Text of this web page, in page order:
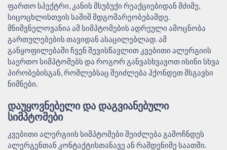
ფართო სპექტრი, კანის მსუბუქი რეაქციებიდან მძიმე,
სიცოცხლისთვის საშიშ მდგომარეობებამდე.
მნიშვნელოვანია ამ სიმპტომების ადრეული ამოცნობა
გართულებების თავიდან ასაცილებლად. ამ
განყოფილებაში ჩვენ შევისწავლით კვებითი ალერგიის
საერთო სიმპტომებს და როგორ განვასხვავოთ ისინი სხვა
პირობებისგან, რომლებსაც შეიძლება ჰქონდეთ მსგავსი
ნიშნები.
ᲓᲐᲣᲧᲝᲕᲜᲔᲑᲔᲚᲘ ᲓᲐ ᲓᲐᲒᲕᲘᲐᲜᲔᲑᲣᲚᲘ
ᲡᲘᲛᲞᲢᲝᲛᲔᲑᲘ
კვებითი ალერგიის სიმპტომები შეიძლება გამოჩნდეს
ალერგენთან კონტაქტისთანავე ან რამდენიმე საათში.